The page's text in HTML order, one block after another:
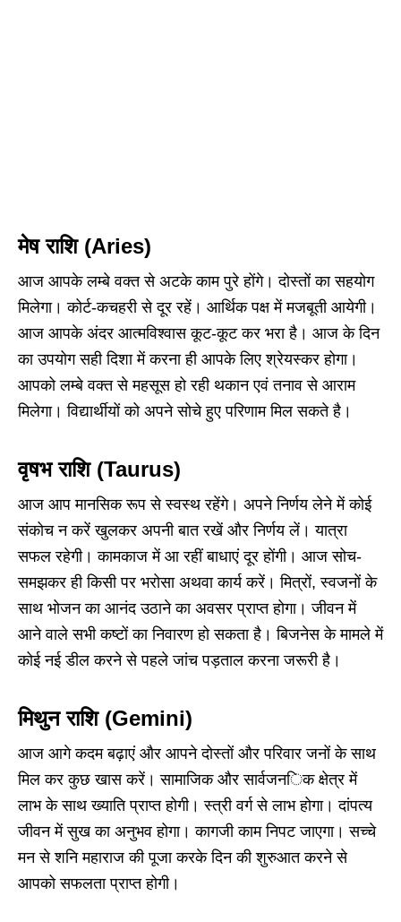
मेष राशि (Aries)
आज आपके लम्बे वक्त से अटके काम पुरे होंगे। दोस्तों का सहयोग
मिलेगा। कोर्ट-कचहरी से दूर रहें। आर्थिक पक्ष में मजबूती आयेगी।
आज आपके अंदर आत्मविश्वास कूट-कूट कर भरा है। आज के दिन
का उपयोग सही दिशा में करना ही आपके लिए श्रेयस्कर होगा।
आपको लम्बे वक्त से महसूस हो रही थकान एवं तनाव से आराम
मिलेगा। विद्यार्थीयों को अपने सोचे हुए परिणाम मिल सकते है।
वृषभ राशि (Taurus)
आज आप मानसिक रूप से स्वस्थ रहेंगे। अपने निर्णय लेने में कोई
संकोच न करें खुलकर अपनी बात रखें और निर्णय लें। यात्रा
सफल रहेगी। कामकाज में आ रहीं बाधाएं दूर होंगी। आज सोच-
समझकर ही किसी पर भरोसा अथवा कार्य करें। मित्रों, स्वजनों के
साथ भोजन का आनंद उठाने का अवसर प्राप्त होगा। जीवन में
आने वाले सभी कष्टों का निवारण हो सकता है। बिजनेस के मामले में
कोई नई डील करने से पहले जांच पड़ताल करना जरूरी है।
मिथुन राशि (Gemini)
आज आगे कदम बढ़ाएं और आपने दोस्तों और परिवार जनों के साथ
मिल कर कुछ खास करें। सामाजिक और सार्वजनिक क्षेत्र में
लाभ के साथ ख्याति प्राप्त होगी। स्त्री वर्ग से लाभ होगा। दांपत्य
जीवन में सुख का अनुभव होगा। कागजी काम निपट जाएगा। सच्चे
मन से शनि महाराज की पूजा करके दिन की शुरुआत करने से
आपको सफलता प्राप्त होगी।